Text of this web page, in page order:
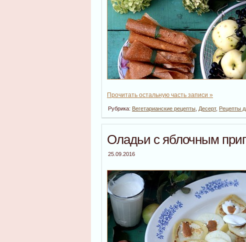
Прочитать остальную часть записи »
Рубрика: Вегетарианские рецепты Десерт, Рецепты
Оладьи с яблочным
25.09.2016